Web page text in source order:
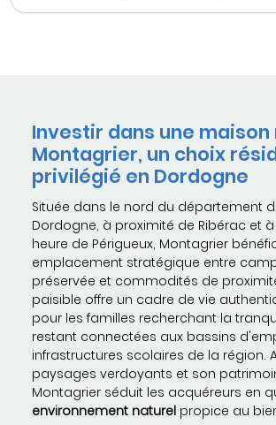
Investir dans une maison
Montagrier, un choix
privilégié en Dordogne
Située dans le nord du département
Dordogne, à proximité de Ribérac et
heure de Périgueux, Montagrier
emplacement stratégique entre
préservée et commodités de
paisible offre un cadre de vie
pour les familles recherchant la
restant connectées aux bassins
infrastructures scolaires de la région.
paysages verdoyants et son
Montagrier séduit les acquéreurs en
environnement naturel propice au